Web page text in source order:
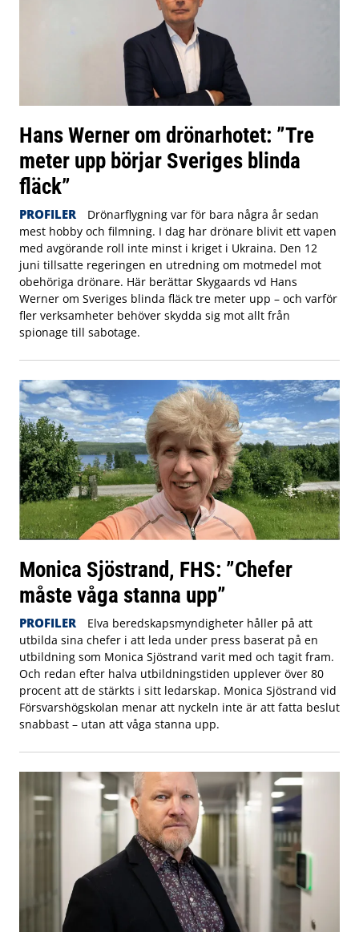
Hans Werner om drönarhotet: ”Tre
meter upp börjar Sveriges blinda
fläck”
PROFILER
Drönarflygning var för bara några år sedan
mest hobby och filmning. I dag har drönare blivit ett vapen
med avgörande roll inte minst i kriget i Ukraina. Den 12
juni tillsatte regeringen en utredning om motmedel mot
obehöriga drönare. Här berättar Skygaards vd Hans
Werner om Sveriges blinda fläck tre meter upp – och varför
fler verksamheter behöver skydda sig mot allt från
spionage till sabotage.
Monica Sjöstrand, FHS: ”Chefer
måste våga stanna upp”
PROFILER
Elva beredskapsmyndigheter håller på att
utbilda sina chefer i att leda under press baserat på en
utbildning som Monica Sjöstrand varit med och tagit fram.
Och redan efter halva utbildningstiden upplever över 80
procent att de stärkts i sitt ledarskap. Monica Sjöstrand vid
Försvarshögskolan menar att nyckeln inte är att fatta beslut
snabbast – utan att våga stanna upp.